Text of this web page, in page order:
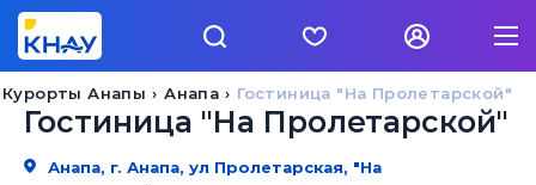
Гостиница "На Пролетарской"
Анапа
Курорты Анапы
Гостиница "На Пролетарской"
Анапа, г. Анапа, ул Пролетарская, "На